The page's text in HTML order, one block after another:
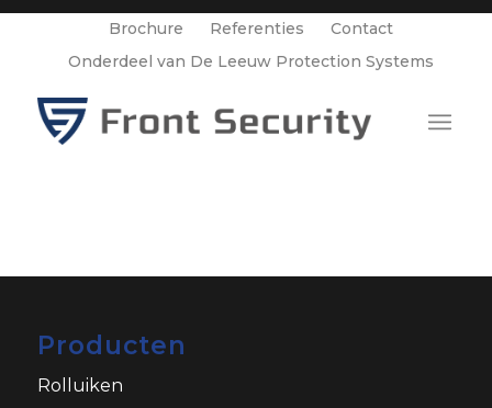
Brochure Referenties
Contact
Onderdeel van De Leeuw Protection Systems
Producten
Rolluiken